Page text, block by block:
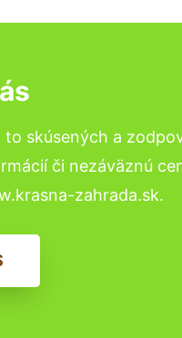
to skúsených a
či nezáväznú
zahrada.sk.